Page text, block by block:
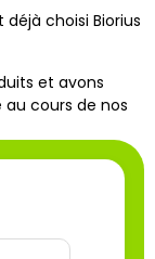
choisi Biorius
et avons
cours de nos